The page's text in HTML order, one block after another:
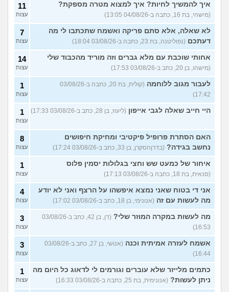
איך להמשיך לחיות? איך למצוא מטרה מספקת?
(מישהי, בת 16, כתבה ב-04/08/26 13:05)
11
עצות
לא שאלה, אלא סתם פריקה ואשמח שתכתבו לי מה
דעתכם (נפוליטנה, בת 23, כתבה ב-03/08/26 18:04)
7
עצות
אחותי שוכבת עם מלא גברים וזה מוריד מהכבוד שלי
(מישהו, בן 20, כתב ב-03/08/26 17:53)
14
עצות
לעבור מגוב ללוחמה
(קולית, בת 20, כתבה ב-03/08/26
17:42)
1
עצות
היי חייב שאלה לגבי אייפון (ליעוז, בן 28, כתב ב-03/08/26 17:33) 1
עצות
האם הסתרת פרופיל פיקטיבי ומחיקת חיפושים
נחשב בגידה? (בדרןהסקרן, בן 33, כתב ב-03/08/26 17:24)
8
עצות
איחור של כמעט שש וחצי בגלולות יסמין פלוס
(סנאית, בת 18, כתבה ב-03/08/26 17:13)
1
עצות
אני די בטוח שאני נמצא איפשהו על הרצף ואני לא יודע
מה לעשות עם זה (אנונימי, בן 18, כתב ב-03/08/26 17:02)
4
עצות
מה לעשות במקרה המוזר שלי?
(דן, בן 42, כתב ב-03/08/26
16:53)
3
עצות
אשמח לעזרה אמיתית וכנה
(אנושי, בן 27, כתב ב-03/08/26
16:44)
3
עצות
כתמים מלייזר שלא עוברים וגורמים לי לדאוג כל היום מה
ניתן לעשות? (אנונימית, בת 25, כתבה ב-03/08/26 16:33)
1
עצות